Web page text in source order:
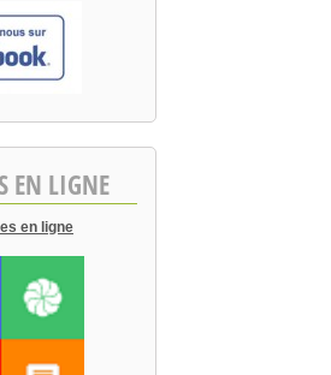
EN LIGNE
en ligne